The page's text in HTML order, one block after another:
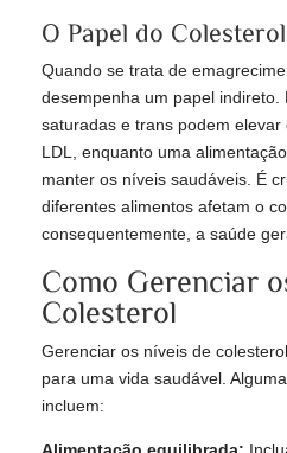
O Papel do
Quando se trata de
desempenha um papel
saturadas e trans podem
LDL, enquanto uma
manter os níveis saudáveis. É
diferentes alimentos afetam o
consequentemente, a saúde
Como Gerenciar
Colesterol
Gerenciar os níveis de
para uma vida saudável.
incluem: